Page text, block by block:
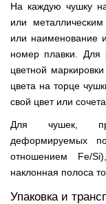
На каждую чушку
или
или наименование
номер плавки. Для
цветной
цвета на торце
свой цвет или
Для чушек,
деформируемых
отношением Fe/
наклонная полоса
Упаковка и